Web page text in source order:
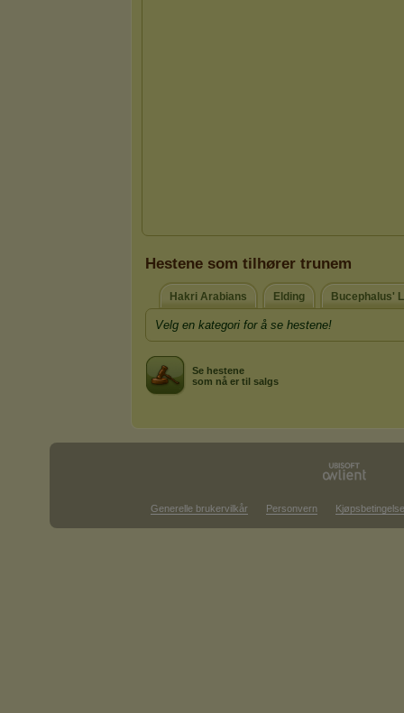
Hestene som tilhører trunem
Hakri Arabians Elding Bucephalus'
Velg en kategori for å se hestene!
Se hestene
som nå er til salgs
Generelle brukervilkår Personvern